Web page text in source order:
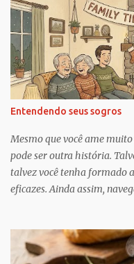
i
o
s
Entendendo seus sogros
Mesmo que você ame
pode ser outra história.
talvez você tenha formado
eficazes. Ainda assim,
professor da Escola de
Maryland. Greif é coautor